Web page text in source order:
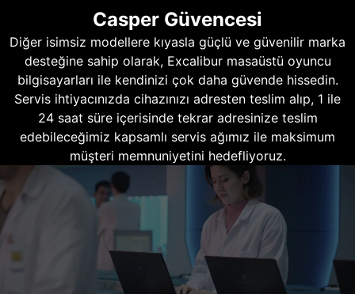
Casper Güvencesi
Diğer isimsiz modellere kıyasla güçlü ve güvenilir marka
desteğine sahip olarak, Excalibur masaüstü oyuncu
bilgisayarları ile kendinizi çok daha güvende hissedin.
Servis ihtiyacınızda cihazınızı adresten teslim alıp, 1 ile
24 saat süre içerisinde tekrar adresinize teslim
edebileceğimiz kapsamlı servis ağımız ile maksimum
müşteri memnuniyetini hedefliyoruz.